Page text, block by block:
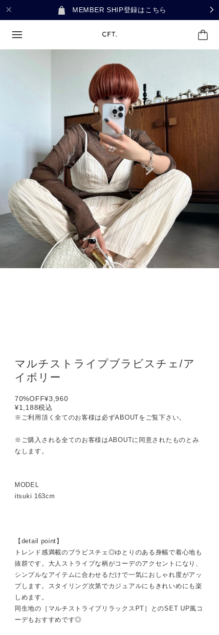
MEMBER SHIP登録はこちら
マルチストライプブラビスチェ/ア
イボリー
70%OFF¥3,960
¥1,188税込
※ご利用頂く全てのお客様は必ずABOUTをご覧下さい。
※ご購入される全てのお客様はABOUTに同意されたものとみ
なします。
MODEL
itsuki 163cm
【detail point】
トレンド感満載のブラビスチェ◎ゆとりのある身幅で着心地も
抜群です。大人ストライプな柄がコーデのアクセントになり、
シンプルなアイテムに合わせるだけで一気におしゃれ度がアッ
プします。スタイリング次第でカジュアルにもきれいめにも楽
しめます。
同生地の［マルチストライプリラックスPT］とのSET UP風コ
ーデもおすすめです◎